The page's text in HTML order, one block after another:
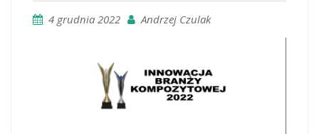
4 grudnia 2022 Andrzej Czulak